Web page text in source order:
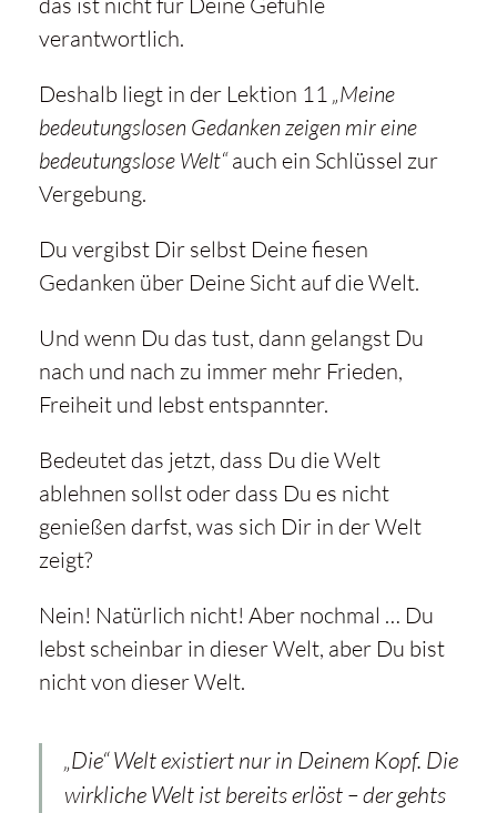
verantwortlich.
Deshalb liegt in der Lektion 11 „Meine
bedeutungslosen Gedanken zeigen mir eine
bedeutungslose Welt“auch ein Schlüssel zur
Vergebung.
Du vergibst Dir selbst Deine fiesen
Gedanken über Deine Sicht auf die Welt.
Und wenn Du das tust, dann gelangst Du
nach und nach zu immer mehr Frieden,
Freiheit und lebst entspannter.
Bedeutet das jetzt, dass Du die Welt
ablehnen sollst oder dass Du es nicht
genießen darfst, was sich Dir in der Welt
zeigt?
Nein! Natürlich nicht! Aber nochmal … Du
lebst scheinbar in dieser Welt, aber Du bist
nicht von dieser Welt.
„Die“ Welt existiert nur in Deinem Kopf. Die
wirkliche Welt ist bereits erlöst – der gehts